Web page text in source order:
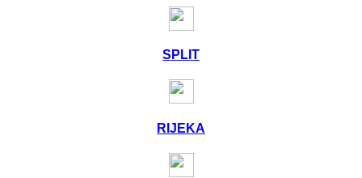
SPLIT
RIJEKA